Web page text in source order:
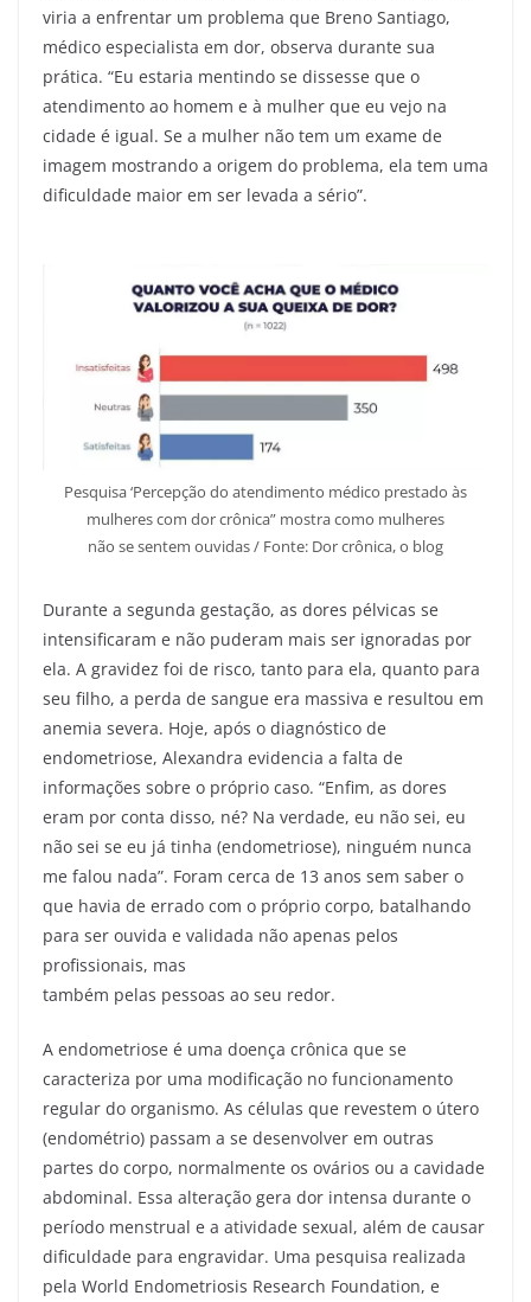
viria a enfrentar um problema que Breno Santiago,
médico especialista em dor, observa durante sua
prática. “Eu estaria mentindo se dissesse que o
atendimento ao homem e à mulher que eu vejo na
cidade é igual. Se a mulher não tem um exame de
imagem mostrando a origem do problema, ela tem uma
dificuldade maior em ser levada a sério”.
Pesquisa ‘Percepção do atendimento médico prestado às
mulheres com dor crônica” mostra como mulheres
não se sentem ouvidas / Fonte: Dor crônica, o blog
Durante a segunda gestação, as dores pélvicas se
intensificaram e não puderam mais ser ignoradas por
ela. A gravidez foi de risco, tanto para ela, quanto para
seu filho, a perda de sangue era massiva e resultou em
anemia severa. Hoje, após o diagnóstico de
endometriose, Alexandra evidencia a falta de
informações sobre o próprio caso. “Enfim, as dores
eram por conta disso, né? Na verdade, eu não sei, eu
não sei se eu já tinha (endometriose), ninguém nunca
me falou nada”. Foram cerca de 13 anos sem saber o
que havia de errado com o próprio corpo, batalhando
para ser ouvida e validada não apenas pelos
profissionais, mas
também pelas pessoas ao seu redor.
A endometriose é uma doença crônica que se
caracteriza por uma modificação no funcionamento
regular do organismo. As células que revestem o útero
(endométrio) passam a se desenvolver em outras
partes do corpo, normalmente os ovários ou a cavidade
abdominal. Essa alteração gera dor intensa durante o
período menstrual e a atividade sexual, além de causar
dificuldade para engravidar. Uma pesquisa realizada
pela World Endometriosis Research Foundation, e